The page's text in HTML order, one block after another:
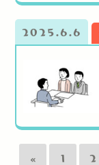
2025.6.6
« 1 2